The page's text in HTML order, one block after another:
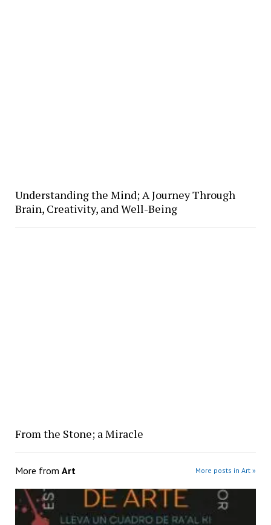
Understanding the Mind; A Journey Through
Brain, Creativity, and Well-Being
From the Stone; a Miracle
More from Art More posts in Art »